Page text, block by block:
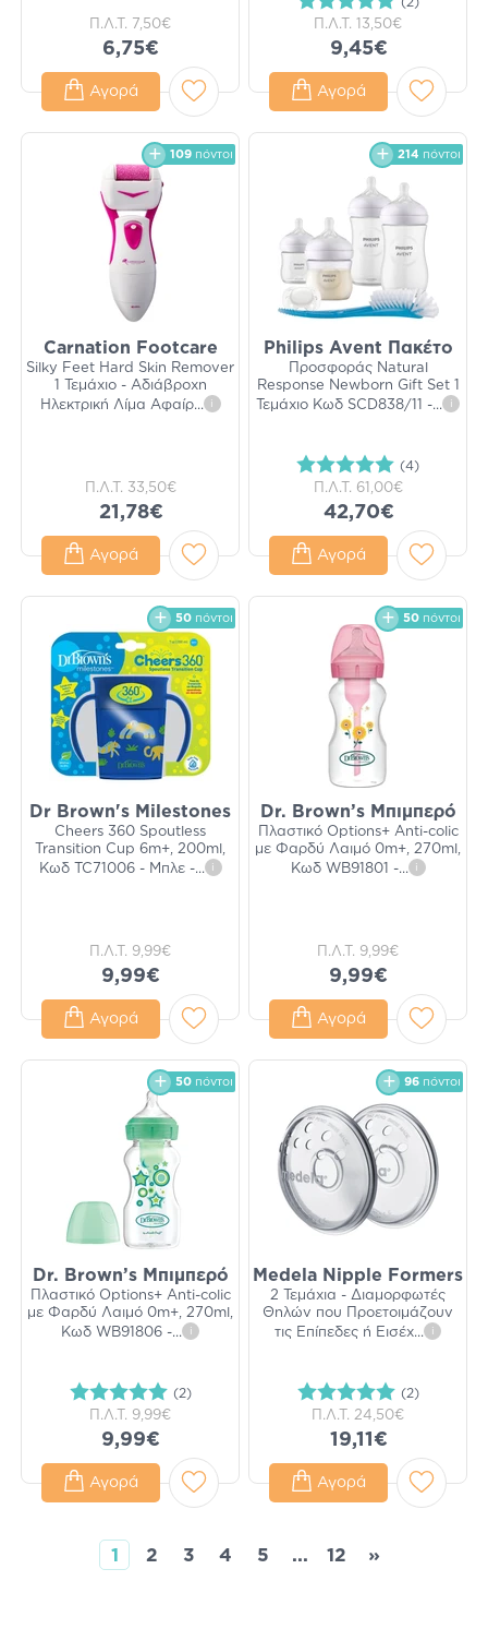
Π.Λ.Τ. 7,50€
6,75€
Αγορά
Π.Λ.Τ. 13,50€
9,45€
Αγορά
109 πόντοι
Carnation Footcare
Silky Feet Hard Skin Remover
1 Τεμάχιο - Αδιάβροχη
Ηλεκτρική Λίμα Αφαίρ... i
Π.Λ.Τ. 33,50€
21,78€
Αγορά
214 πόντοι
Philips Avent Πακέτο
Προσφοράς Natural
Response Newborn Gift Set 1
Τεμάχιο Κωδ SCD838/11 -... i
(4)
Π.Λ.Τ. 61,00€
42,70€
Αγορά
50 πόντοι
Dr Brown's Milestones
Cheers 360 Spoutless
Transition Cup 6m+, 200ml,
Κωδ TC71006 - Μπλε -... i
Π.Λ.Τ. 9,99€
9,99€
Αγορά
50 πόντοι
Dr. Brown’s Μπιμπερό
Πλαστικό Options+ Anti-colic
με Φαρδύ Λαιμό 0m+, 270ml,
Κωδ WB91801 -... i
Π.Λ.Τ. 9,99€
9,99€
Αγορά
50 πόντοι
Dr. Brown’s Μπιμπερό
Πλαστικό Options+ Anti-colic
με Φαρδύ Λαιμό 0m+, 270ml,
Κωδ WB91806 -... i
(2)
Π.Λ.Τ. 9,99€
9,99€
Αγορά
96 πόντοι
Medela Nipple Formers
2 Τεμάχια - Διαμορφωτές
Θηλών που Προετοιμάζουν
τις Επίπεδες ή Εισέχ... i
(2)
Π.Λ.Τ. 24,50€
19,11€
Αγορά
1 2 3 4 5 ... 12 »